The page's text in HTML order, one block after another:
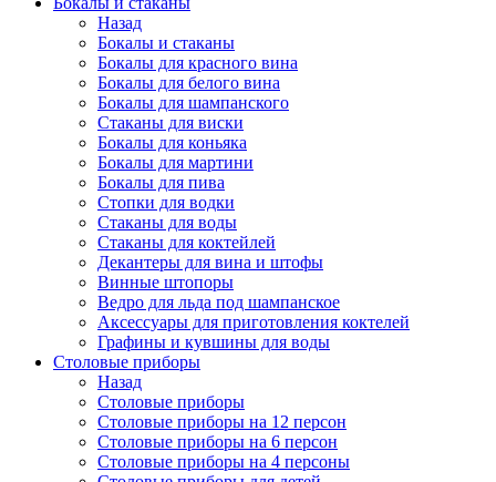
Назад
Бокалы и стаканы
Бокалы для красного вина
Бокалы для белого вина
Бокалы для шампанского
Стаканы для виски
Бокалы для коньяка
Бокалы для мартини
Бокалы для пива
Стопки для водки
Стаканы для воды
Стаканы для коктейлей
Декантеры для вина и штофы
Винные штопоры
Ведро для льда под шампанское
Аксессуары для приготовления коктелей
Графины и кувшины для воды
Столовые приборы
Назад
Столовые приборы
Столовые приборы на 12 персон
Столовые приборы на 6 персон
Столовые приборы на 4 персоны